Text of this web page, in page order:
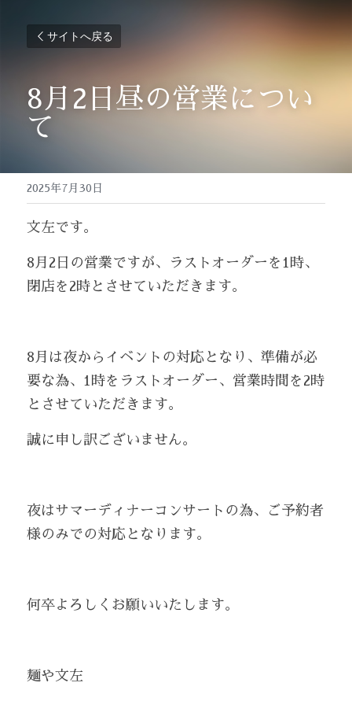
サイトへ戻る
8月2日昼の営業につい
て
2025年7月30日
文左です。
8月2日の営業ですが、ラストオーダーを1時、
閉店を2時とさせていただきます。
8月は夜からイベントの対応となり、準備が必
要な為、1時をラストオーダー、営業時間を2時
とさせていただきます。
誠に申し訳ございません。
夜はサマーディナーコンサートの為、ご予約者
様のみでの対応となります。
何卒よろしくお願いいたします。
麺や文左